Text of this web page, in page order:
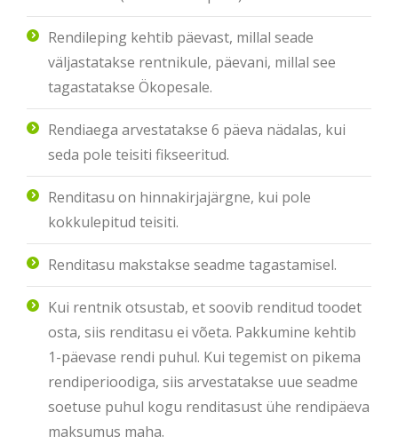
Rendileping kehtib päevast, millal seade
väljastatakse rentnikule, päevani, millal see
tagastatakse Ökopesale.
Rendiaega arvestatakse 6 päeva nädalas, kui
seda pole teisiti fikseeritud.
Renditasu on hinnakirjajärgne, kui pole
kokkulepitud teisiti.
Renditasu makstakse seadme tagastamisel.
Kui rentnik otsustab, et soovib renditud toodet
osta, siis renditasu ei võeta. Pakkumine kehtib
1-päevase rendi puhul. Kui tegemist on pikema
rendiperioodiga, siis arvestatakse uue seadme
soetuse puhul kogu renditasust ühe rendipäeva
maksumus maha.